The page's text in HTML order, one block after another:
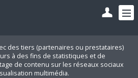
des tiers (partenaires ou prestataires)
à des fins de statistiques et de
de contenu sur les réseaux sociaux
multimédia.